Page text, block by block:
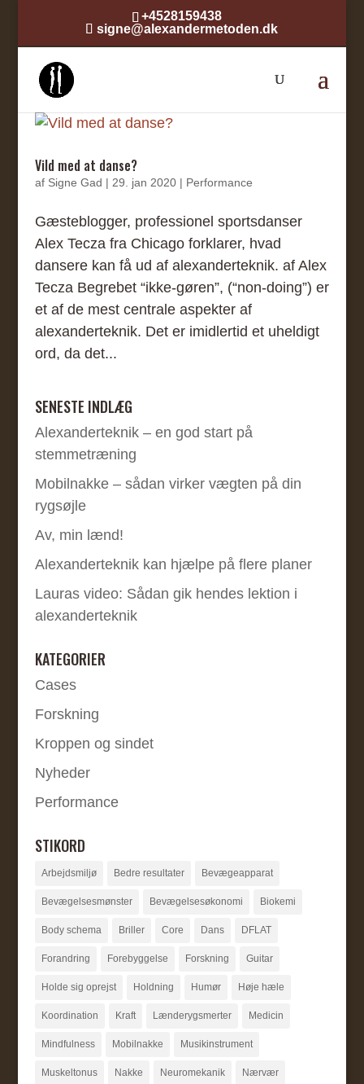
+4528159438
signe@alexandermetoden.dk
Vild med at danse?
af Signe Gad | 29. jan 2020| Performance
Gæsteblogger, professionel sportsdanser
Alex Tecza fra Chicago forklarer, hvad
dansere kan få ud af alexanderteknik. af Alex
Tecza Begrebet “ikke-gøren”, (“non-doing”) er
et af de mest centrale aspekter af
alexanderteknik. Det er imidlertid et uheldigt
ord, da det...
SENESTE INDLÆG
Alexanderteknik – en god start på
stemmetræning
Mobilnakke – sådan virker vægten på din
rygsøjle
Av, min lænd!
Alexanderteknik kan hjælpe på flere planer
Lauras video: Sådan gik hendes lektion i
alexanderteknik
KATEGORIER
Cases
Forskning
Kroppen og sindet
Nyheder
Performance
STIKORD
Arbejdsmiljø Bedre resultater Bevægeapparat
Bevægelsesmønster Bevægelsesøkonomi Biokemi
Body schema Briller Core Dans DFLAT
Forandring Forebyggelse Forskning Guitar
Holde sig oprejst Holdning Humør Høje hæle
Koordination Kraft Lænderygsmerter Medicin
Mindfulness Mobilnakke Musikinstrument
Muskeltonus Nakke Neuromekanik Nærvær